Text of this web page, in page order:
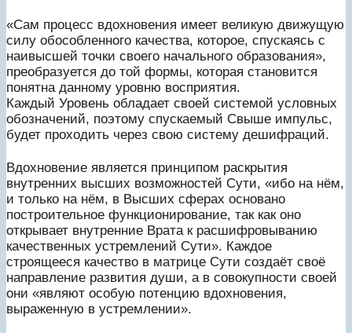
«Сам процесс вдохновения имеет великую движущую
силу обособленного качества, которое, спускаясь с
наивысшей точки своего начального образования»,
преобразуется до той формы, которая становится
понятна данному уровню восприятия.
Каждый Уровень обладает своей системой условных
обозначений, поэтому спускаемый Свыше импульс,
будет проходить через свою систему дешифраций.
Вдохновение является принципом раскрытия
внутренних высших возможностей Сути, «ибо на нём,
и только на нём, в Высших сферах основано
построительное функционирование, так как оно
открывает внутренние Врата к расшифровыванию
качественных устремлений Сути». Каждое
строящееся качество в матрице Сути создаёт своё
направление развития души, а в совокупности своей
они «являют особую потенцию вдохновения,
выраженную в устремлении».